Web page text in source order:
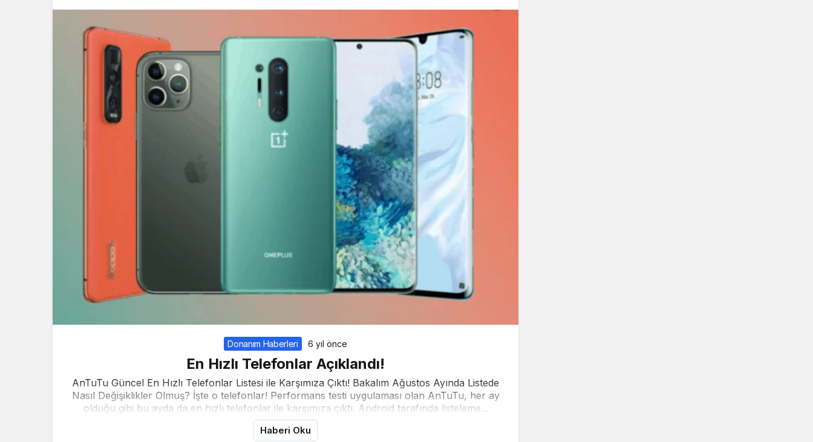
Donanım Haberleri 6 yıl önce
En Hızlı Telefonlar Açıklandı!
AnTuTu Güncel En Hızlı Telefonlar Listesi ile Karşımıza Çıktı! Bakalım Ağustos Ayında Listede
Nasıl Değişiklikler Olmuş? İşte o telefonlar! Performans testi uygulaması olan AnTuTu, her ay
olduğu gibi bu ayda da en hızlı telefonlar ile karşımıza çıktı. Android tarafında listeleme...
Haberi Oku